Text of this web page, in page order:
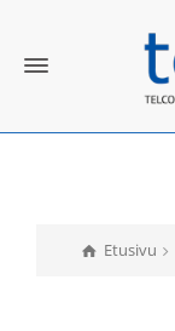
Etusivu